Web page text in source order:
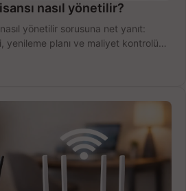
nasıl yönetilir?
yönetilir sorusuna net yanıt:
yenileme planı ve maliyet kontrolü